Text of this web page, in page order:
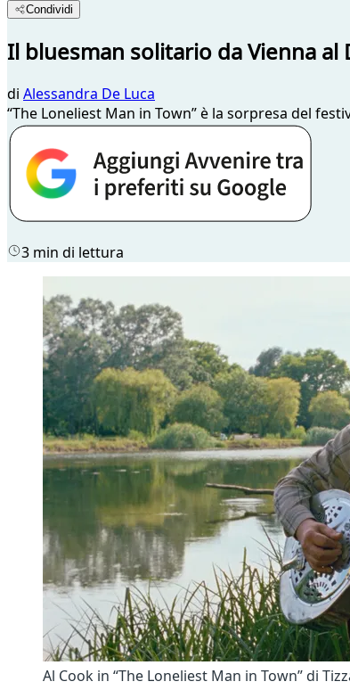
Condividi
Il bluesman solitario da Vienna al
di Alessandra De Luca
“The Loneliest Man in Town” è la sorpresa del
3 min di lettura
Al Cook in “The Loneliest Man in Town” di